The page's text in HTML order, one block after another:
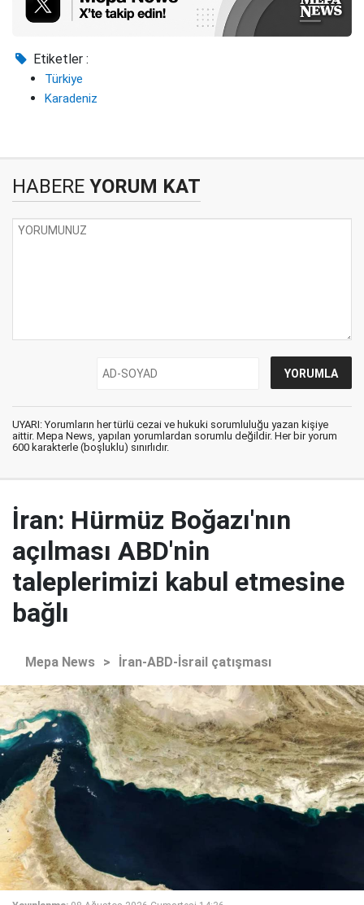
Etiketler :
Türkiye
Karadeniz
HABERE YORUM KAT
UYARI: Yorumların her türlü cezai ve hukuki sorumluluğu yazan kişiye
aittir. Mepa News, yapılan yorumlardan sorumlu değildir. Her bir yorum
600 karakterle (boşluklu) sınırlıdır.
İran: Hürmüz Boğazı'nın
açılması ABD'nin
taleplerimizi kabul etmesine
bağlı
Mepa News > İran-ABD-İsrail çatışması